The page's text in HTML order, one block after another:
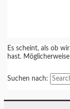
Es scheint, als ob
hast.
Suchen nach: